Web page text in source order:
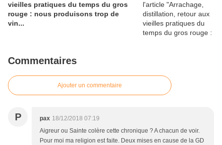
vieilles pratiques du temps du gros
rouge : nous produisons trop de
vin...
Commentaires
Ajouter un commentaire
P pax 18/12/2018 07:19
Aigreur ou Sainte colère cette chronique ? A chacun de voir.
Pour moi ma religion est faite. Deux mises en cause de la GD